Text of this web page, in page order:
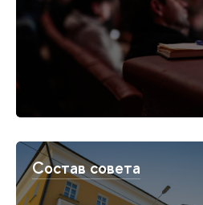
Состав совета